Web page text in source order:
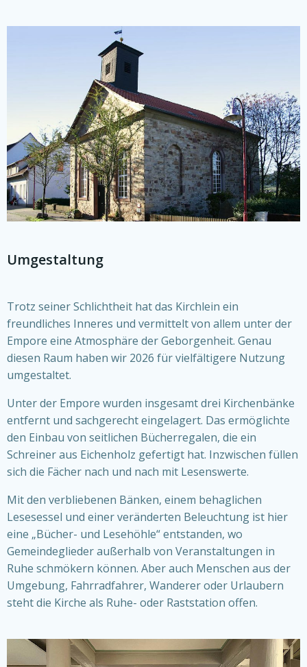
Umgestaltung
Trotz seiner Schlichtheit hat das Kirchlein ein
freundliches Inneres und vermittelt von allem unter der
Empore eine Atmosphäre der Geborgenheit. Genau
diesen Raum haben wir 2026 für vielfältigere Nutzung
umgestaltet.
Unter der Empore wurden insgesamt drei Kirchenbänke
entfernt und sachgerecht eingelagert. Das ermöglichte
den Einbau von seitlichen Bücherregalen, die ein
Schreiner aus Eichenholz gefertigt hat. Inzwischen füllen
sich die Fächer nach und nach mit Lesenswerte.
Mit den verbliebenen Bänken, einem behaglichen
Lesesessel und einer veränderten Beleuchtung ist hier
eine „Bücher- und Lesehöhle“ entstanden, wo
Gemeindeglieder außerhalb von Veranstaltungen in
Ruhe schmökern können. Aber auch Menschen aus der
Umgebung, Fahrradfahrer, Wanderer oder Urlaubern
steht die Kirche als Ruhe- oder Raststation offen.